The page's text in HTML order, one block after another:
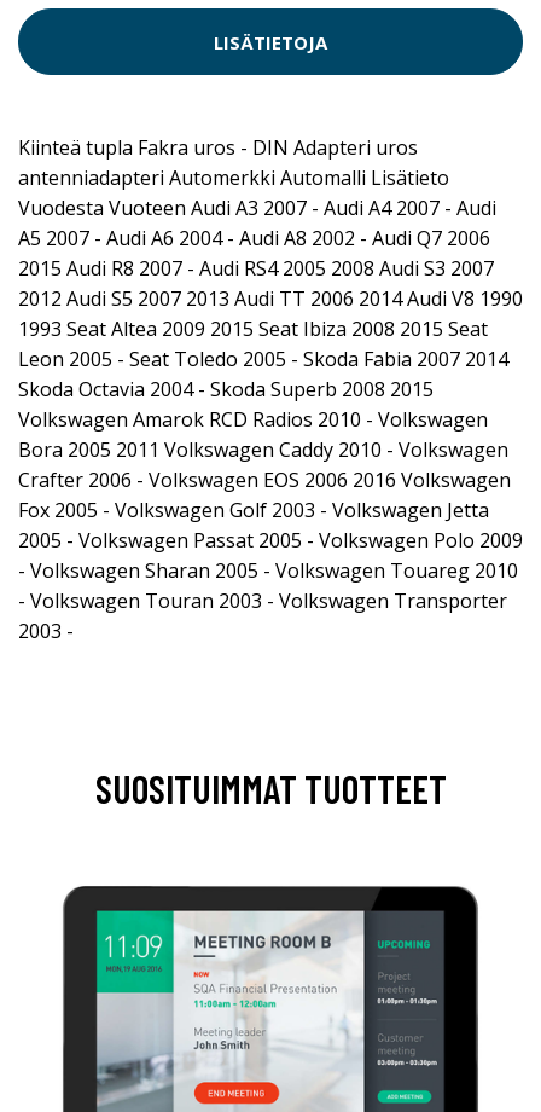
LISÄTIETOJA
Kiinteä tupla Fakra uros - DIN Adapteri uros
antenniadapteri Automerkki Automalli Lisätieto
Vuodesta Vuoteen Audi A3 2007 - Audi A4 2007 - Audi
A5 2007 - Audi A6 2004 - Audi A8 2002 - Audi Q7 2006
2015 Audi R8 2007 - Audi RS4 2005 2008 Audi S3 2007
2012 Audi S5 2007 2013 Audi TT 2006 2014 Audi V8 1990
1993 Seat Altea 2009 2015 Seat Ibiza 2008 2015 Seat
Leon 2005 - Seat Toledo 2005 - Skoda Fabia 2007 2014
Skoda Octavia 2004 - Skoda Superb 2008 2015
Volkswagen Amarok RCD Radios 2010 - Volkswagen
Bora 2005 2011 Volkswagen Caddy 2010 - Volkswagen
Crafter 2006 - Volkswagen EOS 2006 2016 Volkswagen
Fox 2005 - Volkswagen Golf 2003 - Volkswagen Jetta
2005 - Volkswagen Passat 2005 - Volkswagen Polo 2009
- Volkswagen Sharan 2005 - Volkswagen Touareg 2010
- Volkswagen Touran 2003 - Volkswagen Transporter
2003 -
SUOSITUIMMAT TUOTTEET